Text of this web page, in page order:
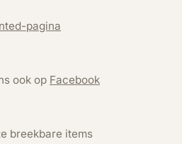
pagina
ook op Facebook
breekbare items